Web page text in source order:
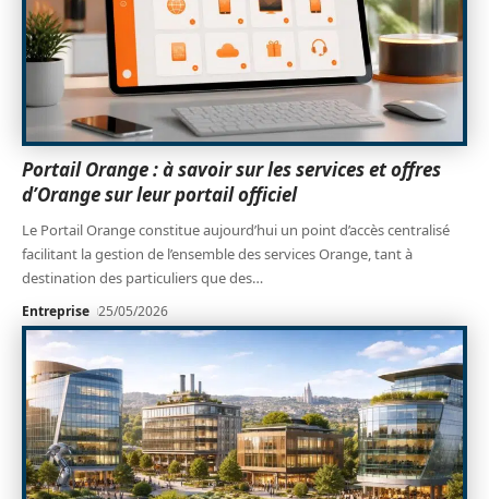
Portail Orange : à savoir sur les services et offres
d’Orange sur leur portail officiel
Le Portail Orange constitue aujourd’hui un point d’accès centralisé
facilitant la gestion de l’ensemble des services Orange, tant à
destination des particuliers que des…
Entreprise 25/05/2026